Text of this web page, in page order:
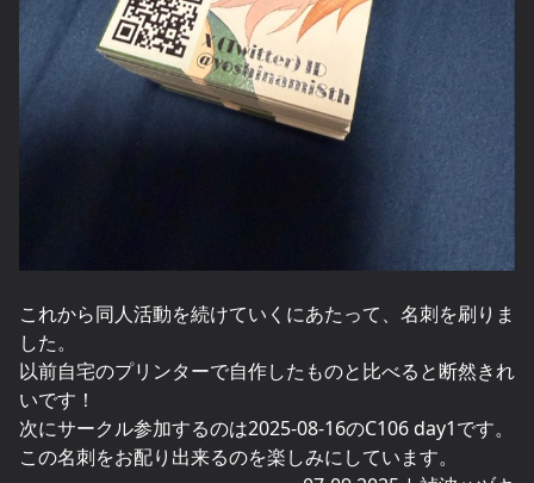
これから同人活動を続けていくにあたって、名刺を刷りま
した。
以前自宅のプリンターで自作したものと比べると断然きれ
いです！
次にサークル参加するのは2025-08-16のC106 day1です。
この名刺をお配り出来るのを楽しみにしています。